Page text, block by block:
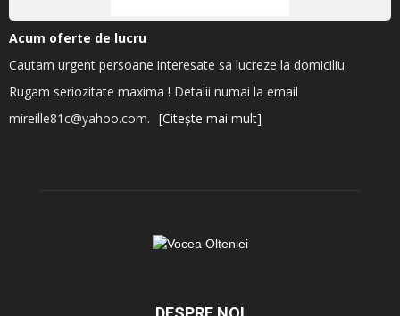
Acum oferte de lucru
Cautam urgent persoane interesate sa lucreze la domiciliu.
Rugam seriozitate maxima ! Detalii numai la email
mireille81c@yahoo.com. [Citește mai mult]